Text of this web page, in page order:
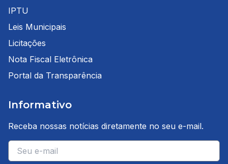
IPTU
Leis Municipais
Licitações
Nota Fiscal Eletrônica
Portal da Transparência
Informativo
Receba nossas notícias diretamente no seu e-mail.
E-mail